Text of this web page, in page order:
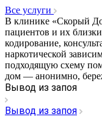
Все услуги
В клинике «Скорый
пациентов и их
кодирование,
наркотической
подходящую схему
дом — анонимно,
Вывод из запоя
Вывод из запоя